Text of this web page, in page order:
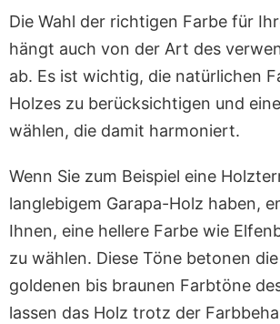
Die Wahl der richtigen Farbe für
hängt auch von der Art des
ab. Es ist wichtig, die natürlichen
Holzes zu berücksichtigen und
wählen, die damit harmoniert.
Wenn Sie zum Beispiel eine
langlebigem Garapa-Holz haben,
Ihnen, eine hellere Farbe wie
zu wählen. Diese Töne betonen
goldenen bis braunen Farbtöne
lassen das Holz trotz der